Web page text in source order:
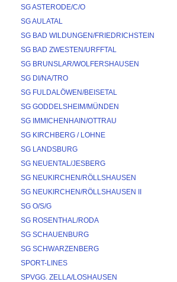
SG ASTERODE/C/O
SG AULATAL
SG BAD WILDUNGEN/FRIEDRICHSTEIN
SG BAD ZWESTEN/URFFTAL
SG BRUNSLAR/WOLFERSHAUSEN
SG DI/NA/TRO
SG FULDALÖWEN/BEISETAL
SG GODDELSHEIM/MÜNDEN
SG IMMICHENHAIN/OTTRAU
SG KIRCHBERG / LOHNE
SG LANDSBURG
SG NEUENTAL/JESBERG
SG NEUKIRCHEN/RÖLLSHAUSEN
SG NEUKIRCHEN/RÖLLSHAUSEN II
SG O/S/G
SG ROSENTHAL/RODA
SG SCHAUENBURG
SG SCHWARZENBERG
SPORT-LINES
SPVGG. ZELLA/LOSHAUSEN